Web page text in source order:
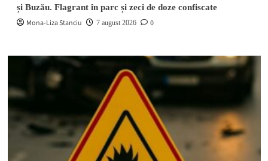
și Buzău. Flagrant în parc și zeci de doze confiscate
Mona-Liza Stanciu 7 august 2026 0